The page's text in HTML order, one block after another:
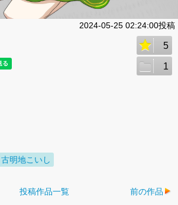
2024-05-25 02:24:00投稿
5
1
古明地こいし
投稿作品一覧 前の作品